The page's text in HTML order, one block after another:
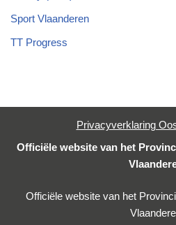
Sport Vlaanderen
TT Progress
Privacyverklaring
Officiële website van het
Officiële website van het